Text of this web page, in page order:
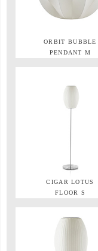
ORBIT BUBBLE
PENDANT M
CIGAR LOTUS
FLOOR S